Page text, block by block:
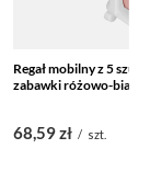
Regał mobilny z 5
zabawki różowo-biała
68,59 zł / szt.